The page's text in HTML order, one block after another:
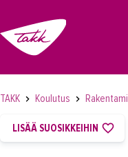
YRITYKSILLE
TAKK Koulutus
LISÄÄ SUOSIKKEIHIN